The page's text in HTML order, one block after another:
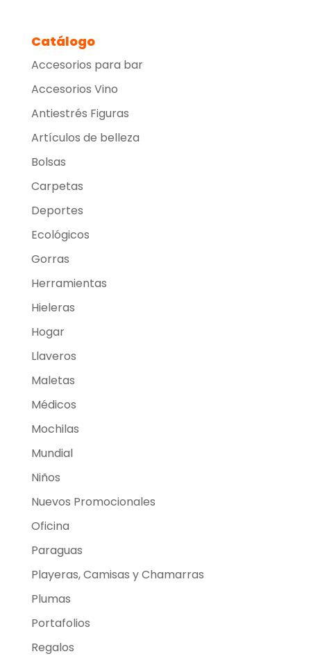
Catálogo
Accesorios para bar
Accesorios Vino
Antiestrés Figuras
Artículos de belleza
Bolsas
Carpetas
Deportes
Ecológicos
Gorras
Herramientas
Hieleras
Hogar
Llaveros
Maletas
Médicos
Mochilas
Mundial
Niños
Nuevos Promocionales
Oficina
Paraguas
Playeras, Camisas y Chamarras
Plumas
Portafolios
Regalos